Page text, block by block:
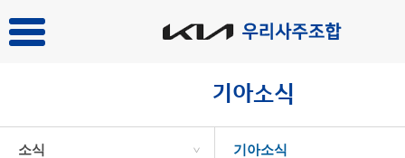
기아소식
소식 > 기아소식